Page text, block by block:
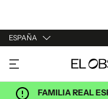
ESPAÑA
URUGUAY
ARGENTINA
FAMILIA REAL